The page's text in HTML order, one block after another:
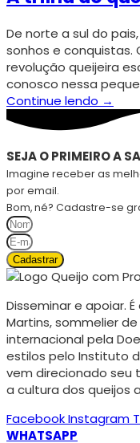
De norte a sul do
sonhos e conquistas.
revolução queijeira
conosco nessa
Continue lendo →
SEJA O PRIMEIRO A
Imagine receber as
por email.
Bom, né? Cadastre-se
Cadastrar
Disseminar e apoiar.
Martins, sommelier
internacional pela
estilos pelo Instituto
vem direcionado seu
a cultura dos queijos
FacebookInstagram
WHATSAPP